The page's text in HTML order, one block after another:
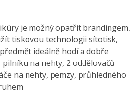
je možný opatřit brandingem,
tiskovou technologii sítotisk,
ideálně hodí a dobře
pilníku na nehty, 2 oddělovačů
na nehty, pemzy, průhledného